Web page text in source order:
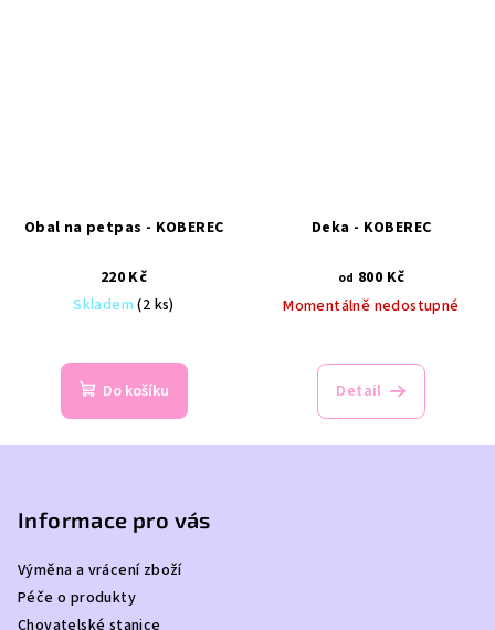
Obal na petpas - KOBEREC
220 Kč
Skladem(2 ks)
Do košíku
Deka - KOBEREC
od 800 Kč
Momentálně nedostupné
Detail
Informace pro vás
Výměna a vrácení zboží
Péče o produkty